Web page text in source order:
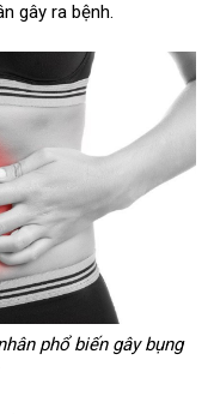
gây ra bệnh.
phổ biến gây bụng